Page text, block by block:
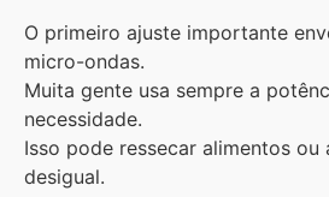
O primeiro ajuste importante
micro-ondas.
Muita gente usa sempre a
necessidade.
Isso pode ressecar alimentos ou
desigual.